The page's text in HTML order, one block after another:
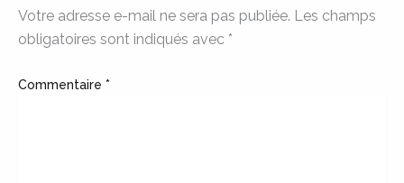
Votre adresse e-mail ne sera pas publiée. Les champs
obligatoires sont indiqués avec *
Commentaire *